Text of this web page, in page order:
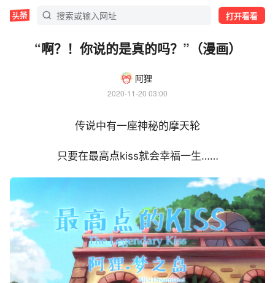
打开看看
“啊？！你说的是真的吗？”（漫画）
阿狸
2020-11-20 03:00
传说中有一座神秘的摩天轮
只要在最高点kiss就会幸福一生……